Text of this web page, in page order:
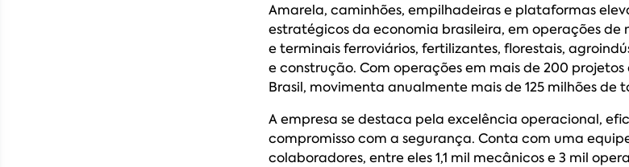
Amarela, caminhões, empilhadeiras e plataformas
estratégicos da economia brasileira, em operações de
e terminais ferroviários, fertilizantes, florestais,
e construção. Com operações em mais de 200
Brasil, movimenta anualmente mais de 125 milhões de
A empresa se destaca pela excelência operacional,
compromisso com a segurança. Conta com uma
colaboradores, entre eles 1,1 mil mecânicos e 3 mil